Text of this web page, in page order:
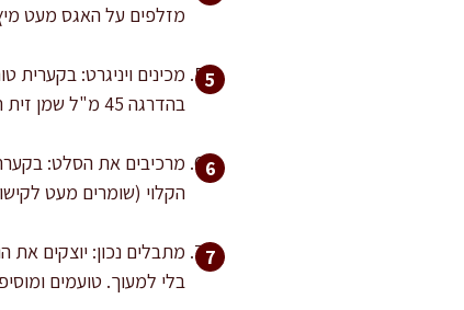
מזלפים על האגס מעט
בהדרגה 45 מ"ל שמן זית תוך טריפה רציפה, עד שמתקבלת אמולסיה יציבה (תערובת אחידה מעט סמיכה).
מרכיבים את הסלט:
הקלוי (שומרים מעט
בלי למעוך. טועמים